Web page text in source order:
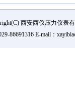
西安西仪压力仪表
86691316 E-mail：